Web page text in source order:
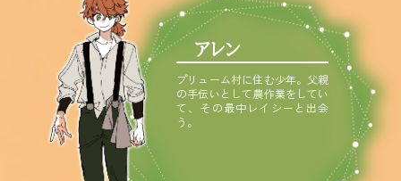
アレン
プリューム村に住む少年。父親
の手伝いとして農作業をしてい
て、その最中レイシーと出会
う。